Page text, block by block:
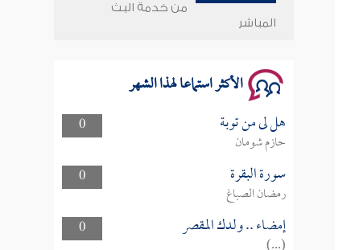
سلسلة محاضرات نفحات رمضانية
1444هـ
من خدمة البث
المباشر
الأكثر استماعا لهذا الشهر
0 هل لى من توبة
حازم شومان
0
سورة البقرة
رمضان الصباغ
0
إمضاء .. ولدك المقصر